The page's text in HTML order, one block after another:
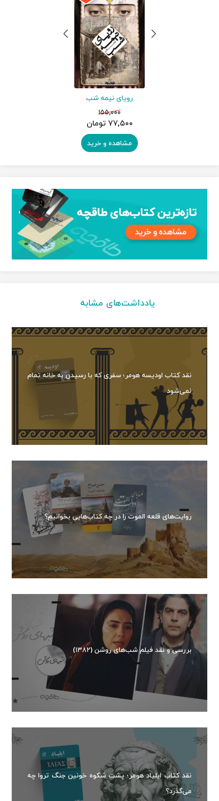
رویای نیمه شب
۱۵۵,۰۰۰
۷۷,۵۰۰ تومان
مشاهده و خرید
یادداشت‌های مشابه
نقد کتاب اودیسه هومر؛ سفری که با رسیدن به خانه تمام
نمی‌شود
روایت‌های قلعه الموت را در چه کتاب‌هایی بخوانیم؟
بررسی و نقد فیلم شب‌های روشن (۱۳۸۲)
نقد کتاب ایلیاد هومر؛ پشت شکوه خونین جنگ تروا چه
می‌گذرد؟